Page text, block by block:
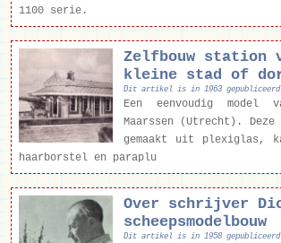
1100 serie.
Zelfbouw station
kleine stad of
Dit artikel is in 1963
Een eenvoudig model
Maarssen (Utrecht).
gemaakt uit plexiglas,
haarborstel en paraplu
Over schrijver
scheepsmodelbouw
Dit artikel is in 1958